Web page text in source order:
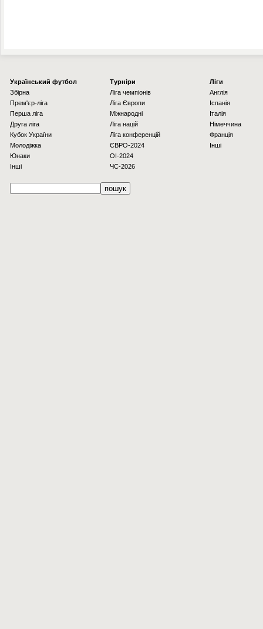
Українcький футбол
Збірна
Прем'єр-ліга
Перша ліга
Друга ліга
Кубок України
Молодіжка
Юнаки
Інші
Турніри
Ліга чемпіонів
Ліга Європи
Міжнародні
Ліга націй
Ліга конференцій
ЄВРО-2024
OI-2024
ЧС-2026
Ліги
Англія
Іспанія
Італія
Німеччина
Франція
Інші